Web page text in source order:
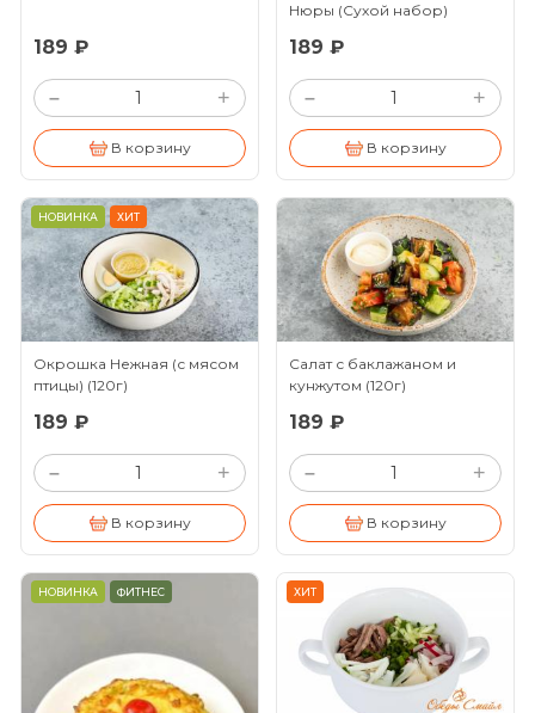
189 ₽
– +
В корзину
Нюры (Сухой набор)
189 ₽
– +
В корзину
НОВИНКА ХИТ
Окрошка Нежная (с мясом
птицы) (120г)
189 ₽
– +
В корзину
Салат с баклажаном и
кунжутом (120г)
189 ₽
– +
В корзину
НОВИНКА ФИТНЕС ХИТ